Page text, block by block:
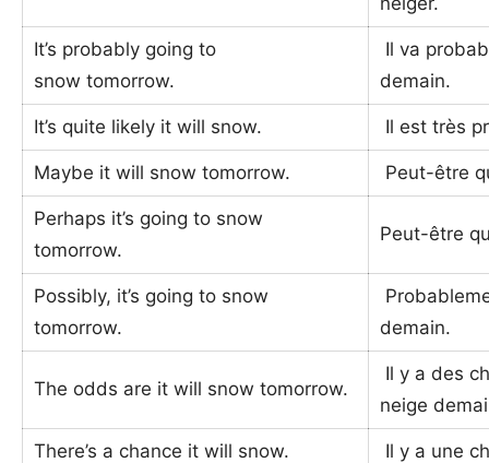
It’s probably going to
snow tomorrow.
Il va
demain.
It’s quite likely it will snow. Il est très
Maybe it will snow tomorrow. Peut-être
Perhaps it’s going to snow
tomorrow.
Peut-être
Possibly, it’s going to snow
tomorrow.
demain.
The odds are it will snow tomorrow.
Il y a des
neige
There’s a chance it will snow. Il y a une